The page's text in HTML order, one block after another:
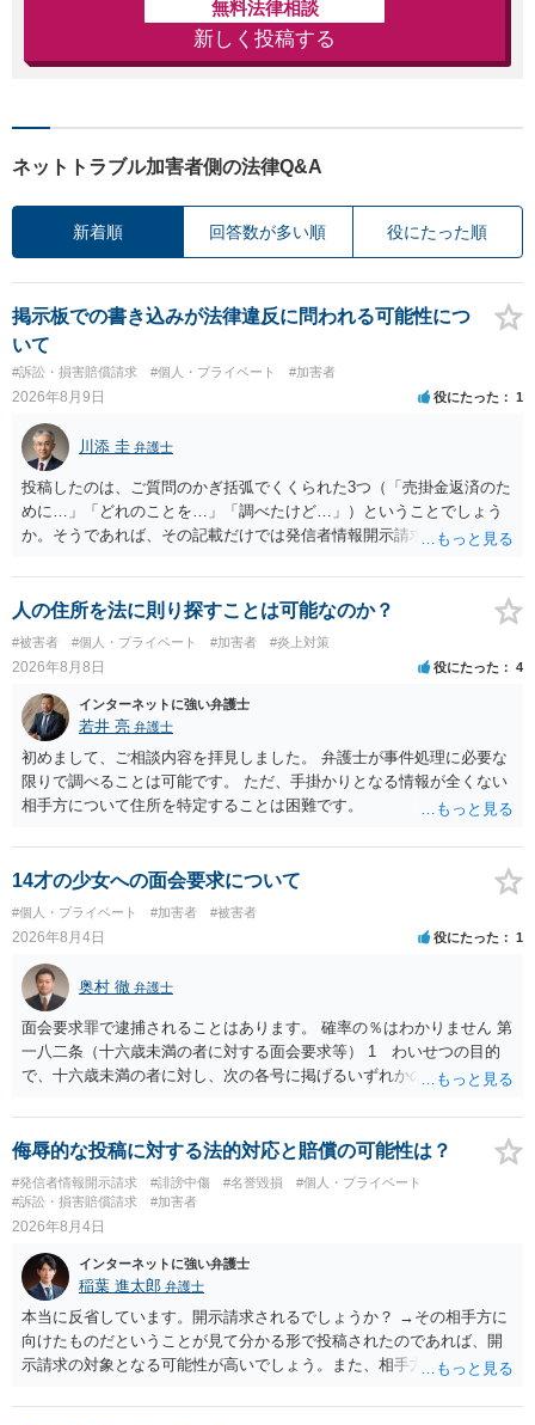
無料法律相談
新しく投稿する
ネットトラブル加害者側の法律Q&A
新着順 回答数が多い順 役にたった順
掲示板での書き込みが法律違反に問われる可能性につ
いて
#訴訟・損害賠償請求 #個人・プライベート #加害者
2026年8月9日 役にたった 1
川添 圭 弁護士
投稿したのは、ご質問のかぎ括弧でくくられた3つ（「売掛金返済のた
めに…」「どれのことを…」「調べたけど…」）ということでしょう
か。そうであれば、その記載だけでは発信者情報開示請求が認められ
ただ、「328が名誉毀損、偽計業務妨害、侮辱罪、ストーカー等に関す
る法律違反に該当するといわれ」とのことですので、ご質問に書かれ
ていない何らかの背景事情があれば、回答は180度変わるかもしれませ
ん。公開の場で詳細を投稿することは不適当と思われますので、弁護
士へ直接相談した方がよいでしょう。
人の住所を法に則り探すことは可能なのか？
#被害者 #個人・プライベート #加害者 #炎上対策
2026年8月8日 役にたった 4
インターネットに強い弁護士
若井 亮 弁護士
初めまして、ご相談内容を拝見しました。 弁護士が事件処理に必要な
限りで調べることは可能です。 ただ、手掛かりとなる情報が全くない
相手方について住所を特定することは困難です。
14才の少女への面会要求について
#個人・プライベート #加害者 #被害者
2026年8月4日 役にたった 1
奥村 徹 弁護士
面会要求罪で逮捕されることはあります。 確率の％はわかりません 第
一八二条（十六歳未満の者に対する面会要求等） 1 わいせつの目的
で、十六歳未満の者に対し、次の各号に掲げるいずれかの行為をした
が生まれた日より五年以上前の日に生まれた者に限る。）は、一年以
下の拘禁刑又は五十万円以下の罰金に処する。 一 威迫し、偽計を用
い又は誘惑して面会を要求すること。 二 拒まれたにもかかわらず、
反復して面会を要求すること。 三 金銭その他の利益を供与し、又は
その申込み若しくは約束をして面会を要求すること。 2前項の罪を犯
二年以下の拘禁刑又は百万円以下の罰金に処する。
侮辱的な投稿に対する法的対応と賠償の可能性は？
#発信者情報開示請求 #誹謗中傷 #名誉毀損
#個人・プライベート
#訴訟・損害賠償請求
#加害者
2026年8月4日
インターネットに強い弁護士
稲葉 進太郎 弁護士
本当に反省しています。開示請求されるでしょうか？ →その相手方に
向けたものだということが見て分かる形で投稿されたのであれば、開
示請求の対象となる可能性が高いでしょう。また、相手方の投稿した
と存じます。発信者情報開示請求が進むと、投稿に使った回線の契約